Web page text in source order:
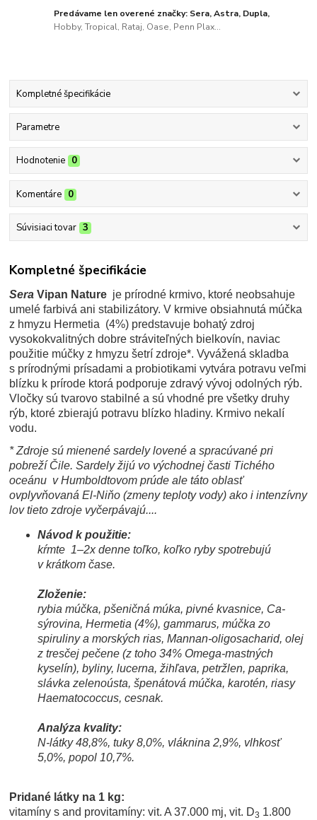
Predávame len overené značky: Sera, Astra, Dupla,
Hobby, Tropical, Rataj, Oase, Penn Plax...
Kompletné špecifikácie
Parametre
Hodnotenie 0
Komentáre 0
Súvisiaci tovar 3
Kompletné špecifikácie
Sera Vipan Nature je prírodné krmivo, ktoré neobsahuje
umelé farbivá ani stabilizátory. V krmive obsiahnutá múčka
z hmyzu Hermetia (4%) predstavuje bohatý zdroj
vysokokvalitných dobre stráviteľných bielkovín, naviac
použitie múčky z hmyzu šetrí zdroje*. Vyvážená skladba
s prírodnými prísadami a probiotikami vytvára potravu veľmi
blízku k prírode ktorá podporuje zdravý vývoj odolných rýb.
Vločky sú tvarovo stabilné a sú vhodné pre všetky druhy
rýb, ktoré zbierajú potravu blízko hladiny. Krmivo nekalí
vodu.
* Zdroje sú mienené sardely lovené a spracúvané pri
pobreží Čile. Sardely žijú vo východnej časti Tichého
oceánu v Humboldtovom prúde ale táto oblasť
ovplyvňovaná El-Niňo (zmeny teploty vody) ako i intenzívny
lov tieto zdroje vyčerpávajú....
Návod k použitie:
kŕmte 1–2x denne toľko, koľko ryby spotrebujú
v krátkom čase.
Zloženie:
rybia múčka, pšeničná múka, pivné kvasnice, Ca-
sýrovina,Hermetia (4%), gammarus, múčka zo
spiruliny a morských rias, Mannan-oligosacharid, olej
z tresčej pečene (z toho 34% Omega-mastných
kyselín), byliny, lucerna, žihľava, petržlen, paprika,
slávka zelenoústa, špenátová múčka, karotén, riasy
Haematococcus, cesnak.
Analýza kvality:
N-látky 48,8%, tuky 8,0%, vláknina 2,9%, vlhkosť
5,0%, popol 10,7%.
Pridané látky na 1 kg:
vitamíny s and provitamíny: vit. A 37.000 mj, vit. D3 1.800